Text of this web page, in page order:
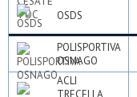
OSDS
POLISPORTIVA
OSNAGO
ACLI
TRECELLA